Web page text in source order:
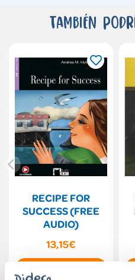
También
RECIPE FOR
SUCCESS (FREE
AUDIO)
13,15€